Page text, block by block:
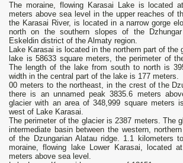
The moraine, flowing Karasai Lake is located
meters above sea level in the upper reaches of
the Karasai River, is located in a narrow gorge
north on the southern slopes of the
Eskeldin district of the Almaty region.
Lake Karasai is located in the northern part of the
lake is 58633 square meters, the perimeter of
The length of the lake from south to north is
width in the central part of the lake is 177 meters.
00 meters to the northeast, in the crest of the
there is an unnamed peak 3835.6 meters
glacier with an area of ​​348,999 square meters
west of Lake Karasai.
The perimeter of the glacier is 2387 meters. The
intermediate basin between the western,
of the Dzungarian Alatau ridge. 1.1 kilometers
moraine, flowing lake Lower Karasai, located
meters above sea level.